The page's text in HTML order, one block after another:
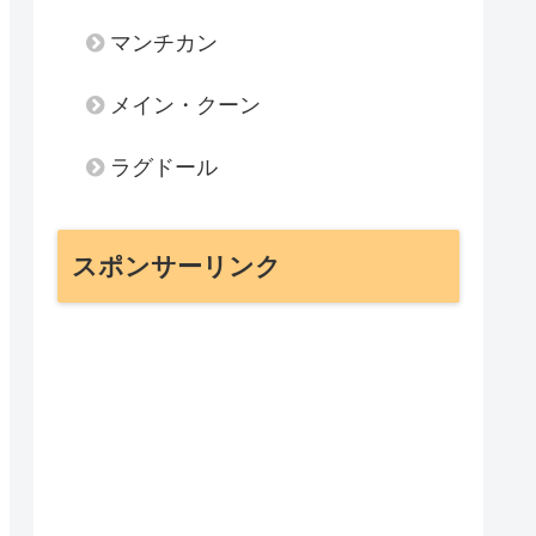
マンチカン
メイン・クーン
ラグドール
スポンサーリンク